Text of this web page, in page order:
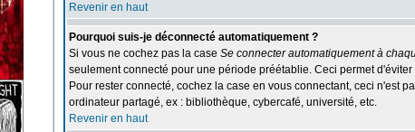
Revenir en haut
Pourquoi suis-je déconnecté automatiquement ?
Si vous ne cochez pas la case Se connecter automatiquement à
seulement connecté pour une période préétablie. Ceci permet
Pour rester connecté, cochez la case en vous connectant, ceci n'est
ordinateur partagé, ex : bibliothèque, cybercafé, université, etc.
Revenir en haut